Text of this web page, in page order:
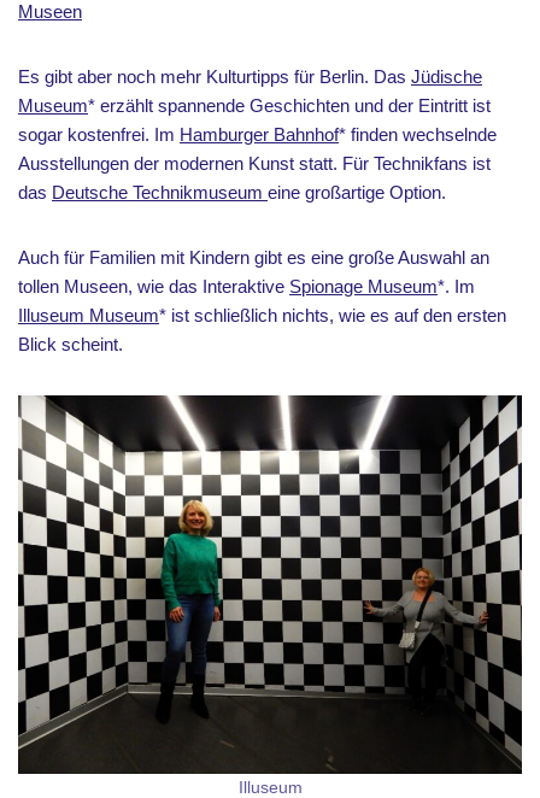
Museen
Es gibt aber noch mehr Kulturtipps für Berlin. Das Jüdische
Museum* erzählt spannende Geschichten und der Eintritt ist
sogar kostenfrei. Im Hamburger Bahnhof* finden wechselnde
Ausstellungen der modernen Kunst statt. Für Technikfans ist
das Deutsche Technikmuseum eine großartige Option.
Auch für Familien mit Kindern gibt es eine große Auswahl an
tollen Museen, wie das Interaktive Spionage Museum*. Im
Illuseum Museum* ist schließlich nichts, wie es auf den ersten
Blick scheint.
Illuseum